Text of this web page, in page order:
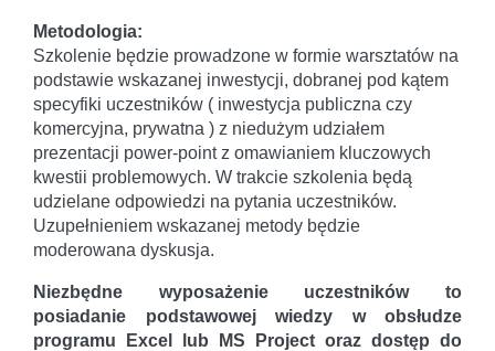
Metodologia:
Szkolenie będzie prowadzone w formie warsztatów na
podstawie wskazanej inwestycji, dobranej pod kątem
specyfiki uczestników ( inwestycja publiczna czy
komercyjna, prywatna ) z niedużym udziałem
prezentacji power-point z omawianiem kluczowych
kwestii problemowych. W trakcie szkolenia będą
udzielane odpowiedzi na pytania uczestników.
Uzupełnieniem wskazanej metody będzie
moderowana dyskusja.
Niezbędne wyposażenie uczestników to
posiadanie podstawowej wiedzy w obsłudze
programu Excel lub MS Project oraz dostęp do